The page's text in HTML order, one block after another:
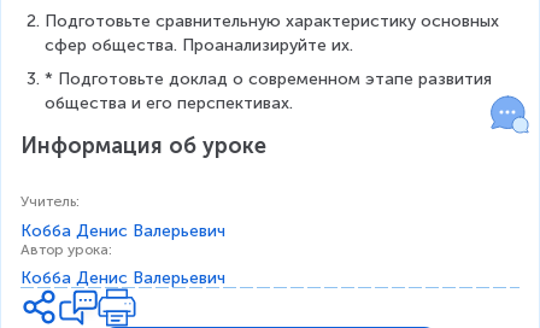
Подготовьте сравнительную характеристику основных
сфер общества. Проанализируйте их.
* Подготовьте доклад о современном этапе развития
общества и его перспективах.
Информация об уроке
Учитель:
Кобба Денис Валерьевич
Автор урока:
Кобба Денис Валерьевич